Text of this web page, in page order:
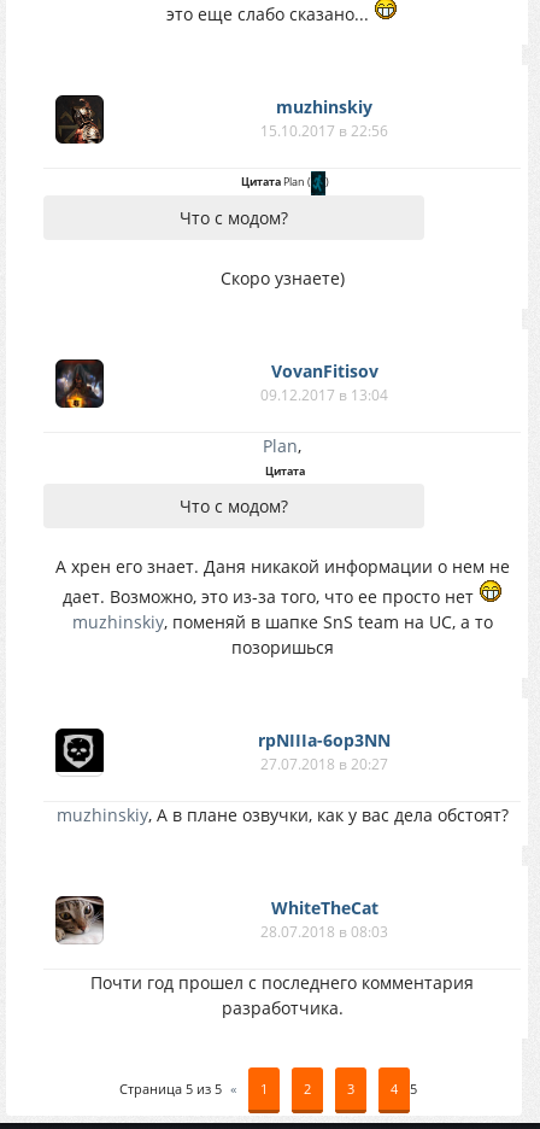
это еще слабо сказано...
muzhinskiy
15.10.2017 в 22:56
ЦитатаPlan ( )
Что с модом?
Скоро узнаете)
VovanFitisov
09.12.2017 в 13:04
Plan,
Цитата
Что с модом?
А хрен его знает. Даня никакой информации о нем не
дает. Возможно, это из-за того, что ее просто нет
muzhinskiy, поменяй в шапке SnS team на UC, а то
позоришься
rpNIIIa-6op3NN
27.07.2018 в 20:27
muzhinskiy, А в плане озвучки, как у вас дела обстоят?
WhiteTheCat
28.07.2018 в 08:03
Почти год прошел с последнего комментария
разработчика.
Страница 5 из 5 « 1 2 3 4 5